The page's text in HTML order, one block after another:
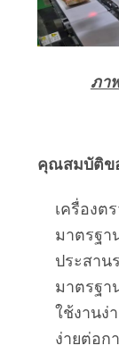
ภา
คุณสมบัติข
เครื่องต
มาตรฐา
ประสาน
มาตรฐา
ใช้งานง่
ง่ายต่อก